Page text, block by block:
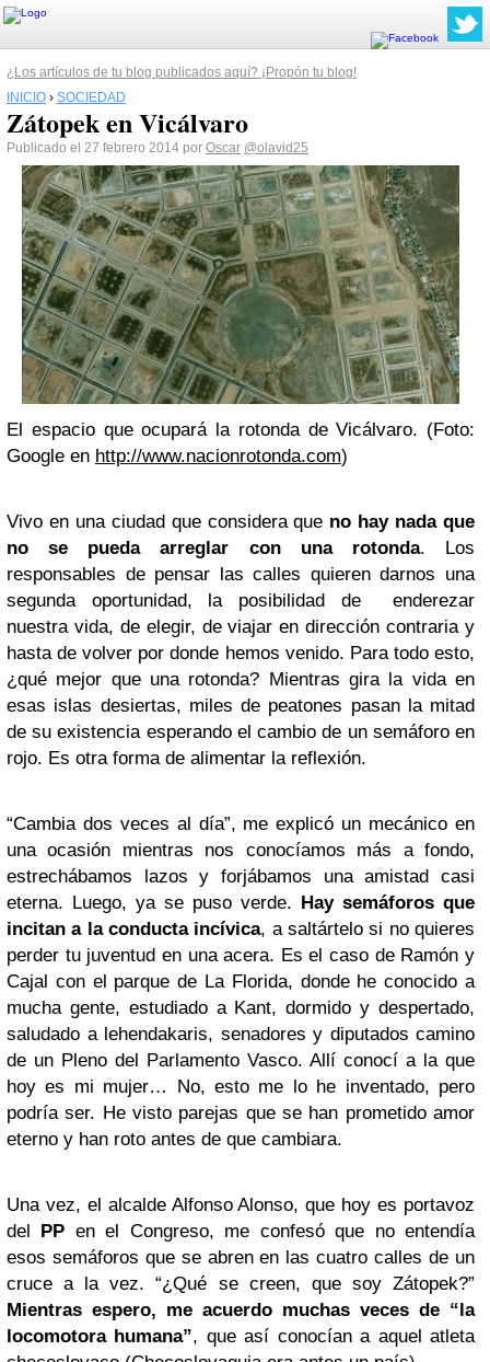
¿Los artículos de tu blog publicados aquí? ¡Propón tu blog!
INICIO › SOCIEDAD
Zátopek en Vicálvaro
Publicado el 27 febrero 2014 por Oscar @olavid25
El espacio que ocupará la rotonda de Vicálvaro. (Foto:
Google en http://www.nacionrotonda.com)
Vivo en una ciudad que considera que no hay nada que
no se pueda arreglar con una rotonda. Los
responsables de pensar las calles quieren darnos una
segunda oportunidad, la posibilidad de enderezar
nuestra vida, de elegir, de viajar en dirección contraria y
hasta de volver por donde hemos venido. Para todo esto,
¿qué mejor que una rotonda? Mientras gira la vida en
esas islas desiertas, miles de peatones pasan la mitad
de su existencia esperando el cambio de un semáforo en
rojo. Es otra forma de alimentar la reflexión.
“Cambia dos veces al día”, me explicó un mecánico en
una ocasión mientras nos conocíamos más a fondo,
estrechábamos lazos y forjábamos una amistad casi
eterna. Luego, ya se puso verde. Hay semáforos que
incitan a la conducta incívica, a saltártelo si no quieres
perder tu juventud en una acera. Es el caso de Ramón y
Cajal con el parque de La Florida, donde he conocido a
mucha gente, estudiado a Kant, dormido y despertado,
saludado a lehendakaris, senadores y diputados camino
de un Pleno del Parlamento Vasco. Allí conocí a la que
hoy es mi mujer… No, esto me lo he inventado, pero
podría ser. He visto parejas que se han prometido amor
eterno y han roto antes de que cambiara.
Una vez, el alcalde Alfonso Alonso, que hoy es portavoz
del PP en el Congreso, me confesó que no entendía
esos semáforos que se abren en las cuatro calles de un
cruce a la vez. “¿Qué se creen, que soy Zátopek?”
Mientras espero, me acuerdo muchas veces de “la
locomotora humana”, que así conocían a aquel atleta